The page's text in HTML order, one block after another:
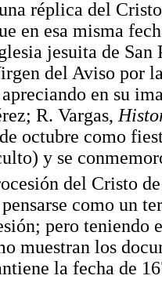
réplica del
en esa misma
jesuita de
del Aviso por
en su
R. Vargas,
octubre como
y se
del Cristo
como un
pero teniendo
muestran los
la fecha de